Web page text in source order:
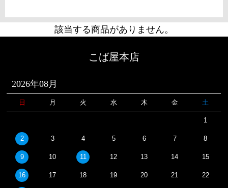
該当する商品がありません。
こば屋本店
2026年08月
日 月 火 水 木 金 土
1
2 3 4 5 6 7 8
9 10 11 12 13 14 15
16 17 18 19 20 21 22